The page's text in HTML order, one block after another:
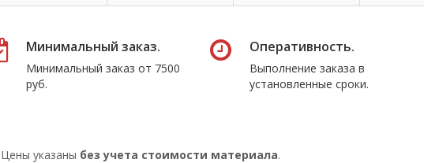
Минимальный заказ.
Минимальный заказ от 7500
руб.
Оперативность.
Выполнение заказа в
установленные сроки.
Цены указаны без учета стоимости материала.